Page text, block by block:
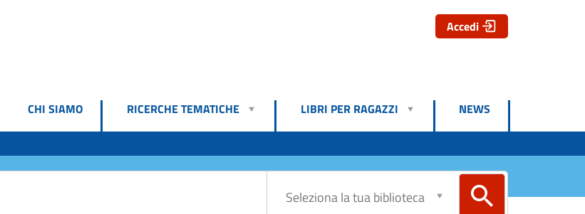
CHI SIAMO RICERCHE TEMATICHE LIBRI PER RAGAZZI NEWS
Accedi